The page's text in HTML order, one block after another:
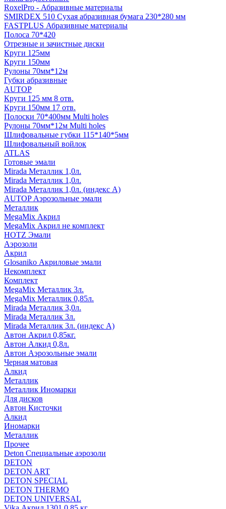
RoxelPro - Абразивные материалы
SMIRDEX 510 Сухая абразивная бумага 230*280 мм
FASTPLUS Абразивные материалы
Полоса 70*420
Отрезные и зачистные диски
Круги 125мм
Круги 150мм
Рулоны 70мм*12м
Губки абразивные
AUTOP
Круги 125 мм 8 отв.
Круги 150мм 17 отв.
Полоски 70*400мм Multi holes
Рулоны 70мм*12м Multi holes
Шлифовальные губки 115*140*5мм
Шлифовальный войлок
ATLAS
Готовые эмали
Mirada Металлик 1,0л.
Mirada Металлик 1,0л.
Mirada Металлик 1,0л. (индекс А)
AUTOP Аэрозольные эмали
Металлик
MegaMix Акрил
MegaMix Акрил не комплект
HOTZ Эмали
Аэрозоли
Акрил
Glosaniko Акриловые эмали
Некомплект
Комплект
MegaMix Металлик 3л.
MegaMix Металлик 0,85л.
Mirada Металлик 3,0л.
Mirada Металлик 3л.
Mirada Металлик 3л. (индекс А)
Автон Акрил 0,85кг.
Автон Алкид 0,8л.
Автон Аэрозольные эмали
Черная матовая
Алкид
Металлик
Металлик Иномарки
Для дисков
Автон Кисточки
Алкид
Иномарки
Металлик
Прочее
Deton Специальные аэрозоли
DETON
DETON ART
DETON SPECIAL
DETON THERMO
DETON UNIVERSAL